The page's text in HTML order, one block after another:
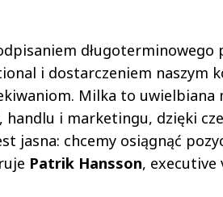
i dostarczeniem naszym
Milka to uwielbiana
i marketingu, dzięki
jasna: chcemy osiągnąć
Patrik Hansson,